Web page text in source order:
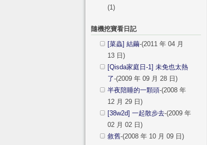
(1)
隨機挖寶看日記
[菜蟲] 結繭-(2011 年 04 月
13 日)
[Qisda家庭日-1] 未免也太熱
了-(2009 年 09 月 28 日)
半夜陪睡的一顆頭-(2008 年
12 月 29 日)
[38w2d] 一起散步去-(2009 年
02 月 02 日)
敘舊-(2008 年 10 月 09 日)